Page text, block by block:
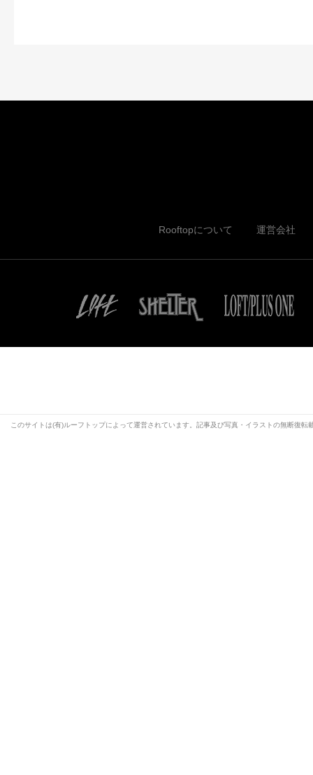
Rooftopについて 運営会社
このサイトは(有)ルーフトップによって運営されています。記事及び写真・イラストの無断復転